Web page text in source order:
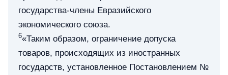
государства-члены Евразийского
экономического союза.
6«Таким образом, ограничение допуска
товаров, происходящих из иностранных
государств, установленное Постановлением №